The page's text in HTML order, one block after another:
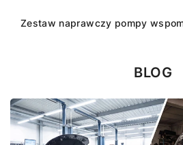
Zestaw naprawczy pompy
BLOG